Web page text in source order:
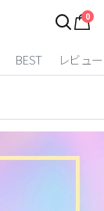
0
BEST レビュー